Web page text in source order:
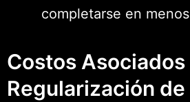
completarse en
Costos Asociados
Regularización de